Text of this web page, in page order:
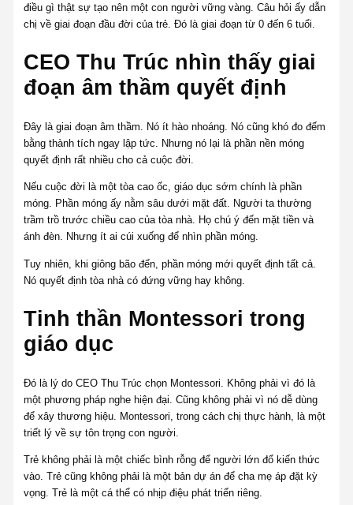
điều gì thật sự tạo nên một con người vững vàng. Câu hỏi ấy dẫn
chị về giai đoạn đầu đời của trẻ. Đó là giai đoạn từ 0 đến 6 tuổi.
CEO Thu Trúc nhìn thấy giai
đoạn âm thầm quyết định
Đây là giai đoạn âm thầm. Nó ít hào nhoáng. Nó cũng khó đo đếm
bằng thành tích ngay lập tức. Nhưng nó lại là phần nền móng
quyết định rất nhiều cho cả cuộc đời.
Nếu cuộc đời là một tòa cao ốc, giáo dục sớm chính là phần
móng. Phần móng ấy nằm sâu dưới mặt đất. Người ta thường
trầm trồ trước chiều cao của tòa nhà. Họ chú ý đến mặt tiền và
ánh đèn. Nhưng ít ai cúi xuống để nhìn phần móng.
Tuy nhiên, khi giông bão đến, phần móng mới quyết định tất cả.
Nó quyết định tòa nhà có đứng vững hay không.
Tinh thần Montessori trong
giáo dục
Đó là lý do CEO Thu Trúc chọn Montessori. Không phải vì đó là
một phương pháp nghe hiện đại. Cũng không phải vì nó dễ dùng
để xây thương hiệu. Montessori, trong cách chị thực hành, là một
triết lý về sự tôn trọng con người.
Trẻ không phải là một chiếc bình rỗng để người lớn đổ kiến thức
vào. Trẻ cũng không phải là một bản dự án để cha mẹ áp đặt kỳ
vọng. Trẻ là một cá thể có nhịp điệu phát triển riêng.